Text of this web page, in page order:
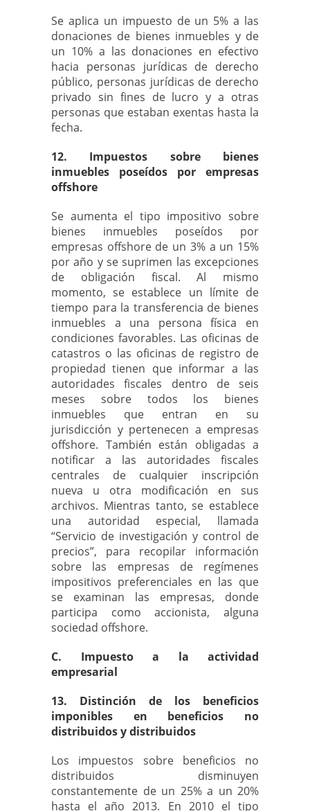
Se aplica un impuesto de un 5% a las
donaciones de bienes inmuebles y de
un 10% a las donaciones en efectivo
hacia personas jurídicas de derecho
público, personas jurídicas de derecho
privado sin fines de lucro y a otras
personas que estaban exentas hasta la
fecha.
12. Impuestos sobre bienes
inmuebles poseídos por empresas
offshore
Se aumenta el tipo impositivo sobre
bienes inmuebles poseídos por
empresas offshore de un 3% a un 15%
por año y se suprimen las excepciones
de obligación fiscal. Al mismo
momento, se establece un límite de
tiempo para la transferencia de bienes
inmuebles a una persona física en
condiciones favorables. Las oficinas de
catastros o las oficinas de registro de
propiedad tienen que informar a las
autoridades fiscales dentro de seis
meses sobre todos los bienes
inmuebles que entran en su
jurisdicción y pertenecen a empresas
offshore. También están obligadas a
notificar a las autoridades fiscales
centrales de cualquier inscripción
nueva u otra modificación en sus
archivos. Mientras tanto, se establece
una autoridad especial, llamada
“Servicio de investigación y control de
precios”, para recopilar información
sobre las empresas de regímenes
impositivos preferenciales en las que
se examinan las empresas, donde
participa como accionista, alguna
sociedad offshore.
C. Impuesto a la actividad
empresarial
13. Distinción de los beneficios
imponibles en beneficios no
distribuidos y distribuidos
Los impuestos sobre beneficios no
distribuidos disminuyen
constantemente de un 25% a un 20%
hasta el año 2013. En 2010 el tipo